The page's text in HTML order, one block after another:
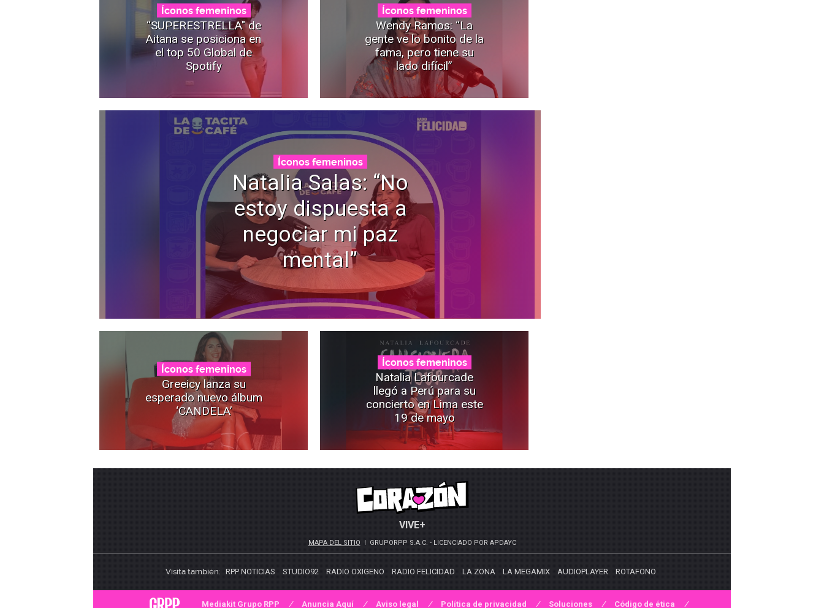
Íconos femeninos
“SUPERESTRELLA" de
Aitana se posiciona en
el top 50 Global de
Spotify
Íconos femeninos
Wendy Ramos: “La
gente ve lo bonito de la
fama, pero tiene su
lado difícil”
Íconos femeninos
Natalia Salas: “No
estoy dispuesta a
negociar mi paz
mental”
Íconos femeninos
Greeicy lanza su
esperado nuevo álbum
‘CANDELA’
Íconos femeninos
Natalia Lafourcade
llegó a Perú para su
concierto en Lima este
19 de mayo
VIVE+
MAPA DEL SITIO GRUPORPP S.A.C. - LICENCIADO POR APDAYC
Visita también: RPP NOTICIAS STUDIO92 RADIO OXIGENO RADIO FELICIDAD LA ZONA LA MEGAMIX AUDIOPLAYER ROTAFONO
Mediakit Grupo RPP Anuncia Aquí Aviso legal Política de privacidad Soluciones Código de ética